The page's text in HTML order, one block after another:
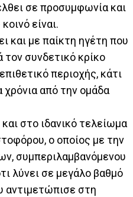
σε προσυμφωνία και
είναι.
και με παίκτη ηγέτη που
τον συνδετικό κρίκο
περιοχής, κάτι
από την ομάδα
στο ιδανικό τελείωμα
ο οποίος με την
συμπεριλαμβανόμενου
λύνει σε μεγάλο βαθμό
αντιμετώπισε στη